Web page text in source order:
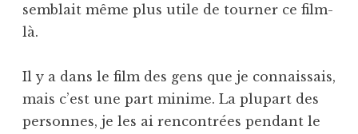
semblait même plus utile de tourner ce film-
là.
Il y a dans le film des gens que je con­naissais,
mais c’est une part minime. La plupart des
personnes, je les ai rencontrées pendant le